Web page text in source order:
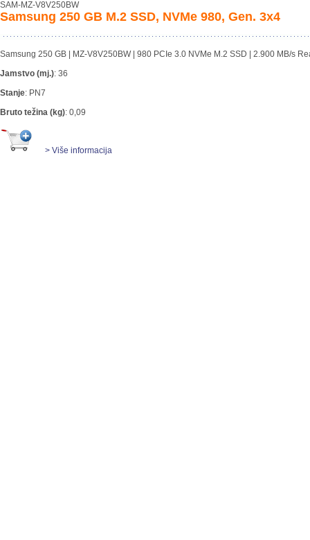
SAM-MZ-V8V250BW
Samsung 250 GB M.2 SSD, NVMe 980, Gen. 3x4
Samsung 250 GB | MZ-V8V250BW | 980 PCIe 3.0 NVMe M.2 SSD | 2.900 MB/s
Jamstvo (mj.): 36
Stanje: PN7
Bruto težina (kg): 0,09
> Više informacija